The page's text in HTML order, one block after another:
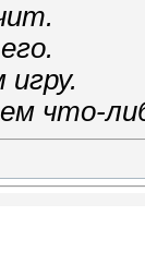
игру.
что-